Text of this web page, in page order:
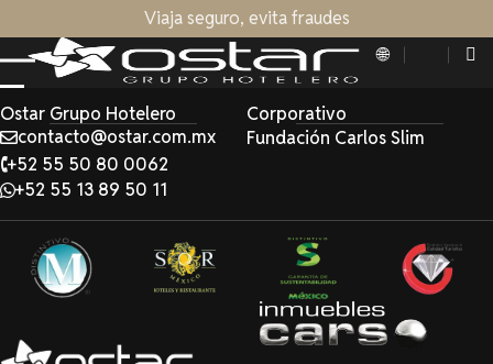
Viaja seguro, evita fraudes
Ostar Grupo Hotelero
contacto@ostar.com.mx
+52 55 50 80 0062
+52 55 13 89 50 11
Corporativo
Fundación Carlos Slim